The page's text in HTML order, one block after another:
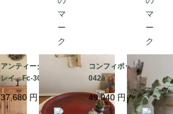
アンティークメタルト
レイ Fc-3037
37,680 円
コンフィポット Fc-3
042a
49,040 円